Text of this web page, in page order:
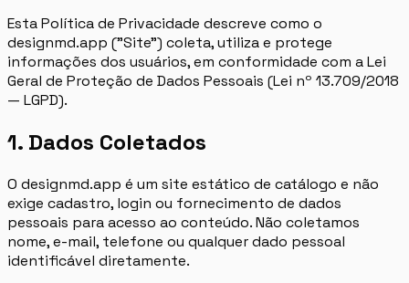
Esta Política de Privacidade descreve como o
designmd.app ("Site") coleta, utiliza e protege
informações dos usuários, em conformidade com a Lei
Geral de Proteção de Dados Pessoais (Lei nº 13.709/2018
— LGPD).
1. Dados Coletados
O designmd.app é um site estático de catálogo e não
exige cadastro, login ou fornecimento de dados
pessoais para acesso ao conteúdo. Não coletamos
nome, e-mail, telefone ou qualquer dado pessoal
identificável diretamente.